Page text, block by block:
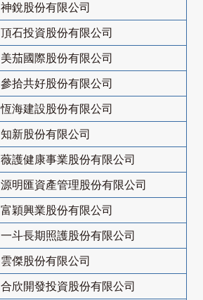
神銳股份有限公司
頂石投資股份有限公司
美茄國際股份有限公司
參拾共好股份有限公司
恆海建設股份有限公司
知新股份有限公司
薇護健康事業股份有限公司
源明匯資產管理股份有限公司
富穎興業股份有限公司
一斗長期照護股份有限公司
雲傑股份有限公司
合欣開發投資股份有限公司